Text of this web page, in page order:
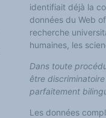
identifiait déjà la
données du Web
recherche
humaines, les
Dans toute
être
parfaitement
Les données